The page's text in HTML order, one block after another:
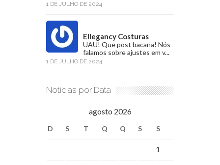
1 DE JULHO DE 2024
Ellegancy Costuras
UAU! Que post bacana! Nós
falamos sobre ajustes em v...
1 DE JULHO DE 2024
Notícias por Data
agosto 2026
D S T Q Q S S
1